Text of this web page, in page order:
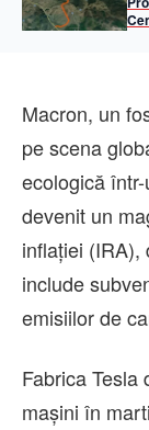
Macron, un
pe scena
ecologică
devenit un
inflaţiei (IRA),
include
emisiilor de
Fabrica
maşini în